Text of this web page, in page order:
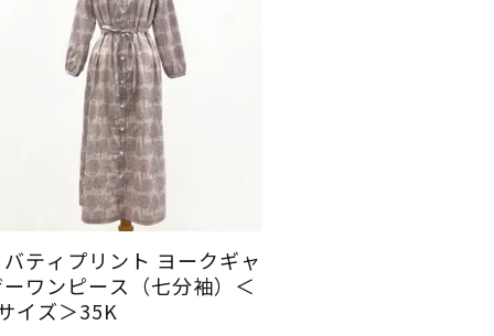
バティプリント ヨークギャ
ワンピース（七分袖）＜
イズ＞35K